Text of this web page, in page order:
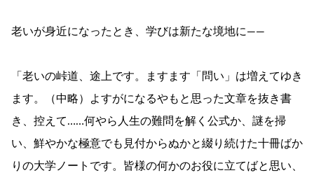
老いが身近になったとき、学びは新たな境地に――
「老いの峠道、途上です。ますます「問い」は増えてゆき
ます。（中略）よすがになるやもと思った文章を抜き書
き、控えて……何やら人生の難問を解く公式か、謎を掃
い、鮮やかな極意でも見付からぬかと綴り続けた十冊ばか
りの大学ノートです。皆様の何かのお役に立てばと思い、